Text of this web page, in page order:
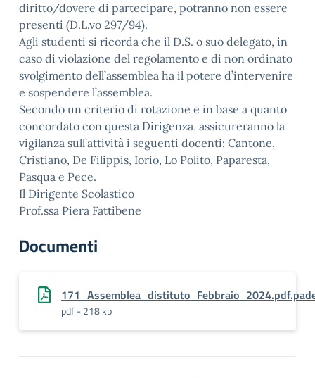
diritto/dovere di partecipare, potranno non essere
presenti (D.L.vo 297/94).
Agli studenti si ricorda che il D.S. o suo delegato, in
caso di violazione del regolamento e di non ordinato
svolgimento dell’assemblea ha il potere d’intervenire
e sospendere l’assemblea.
Secondo un criterio di rotazione e in base a quanto
concordato con questa Dirigenza, assicureranno la
vigilanza sull’attività i seguenti docenti: Cantone,
Cristiano, De Filippis, Iorio, Lo Polito, Paparesta,
Pasqua e Pece.
Il Dirigente Scolastico
Prof.ssa Piera Fattibene
Documenti
pdf - 218 kb